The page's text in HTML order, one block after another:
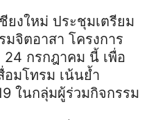
ยงใหม่ ประชุมเตรียม
จิตอาสา โครงการ
กรกฎาคม นี้ เพื่อ
มโทรม เน้นย้ำ
ในกลุ่มผู้ร่วมกิจกรรม